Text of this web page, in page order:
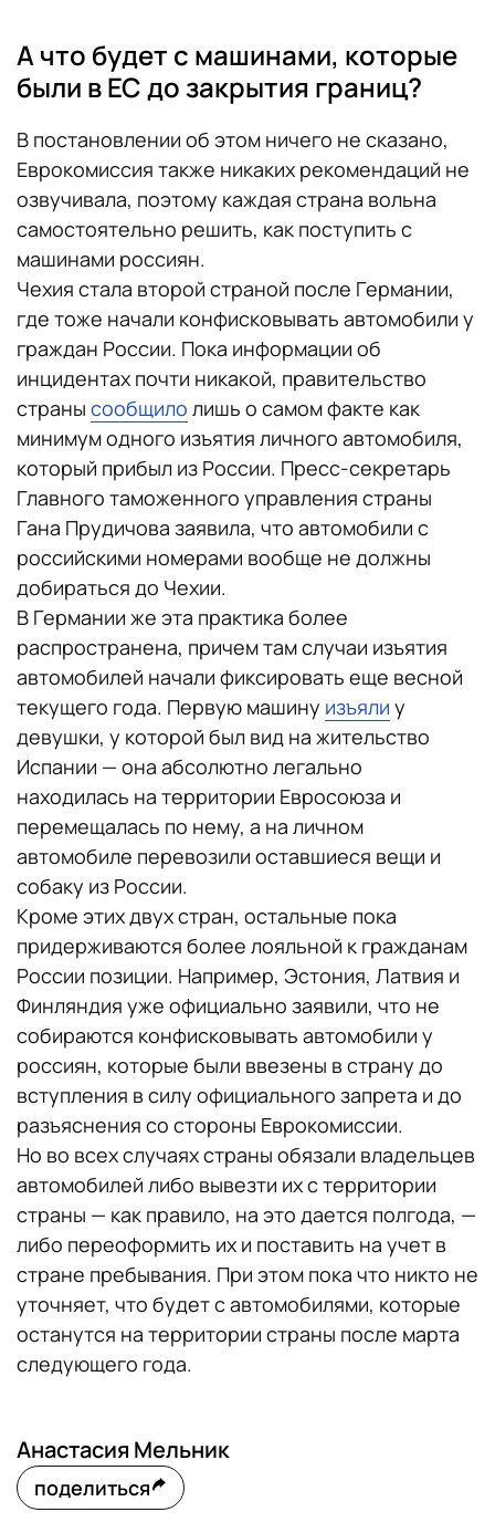
А что будет с машинами, которые
были в ЕС до закрытия границ?
В постановлении об этом ничего не сказано,
Еврокомиссия также никаких рекомендаций не
озвучивала, поэтому каждая страна вольна
самостоятельно решить, как поступить с
машинами россиян.
Чехия стала второй страной после Германии,
где тоже начали конфисковывать автомобили у
граждан России. Пока информации об
инцидентах почти никакой, правительство
страны сообщило лишь о самом факте как
минимум одного изъятия личного автомобиля,
который прибыл из России. Пресс-секретарь
Главного таможенного управления страны
Гана Прудичова заявила, что автомобили с
российскими номерами вообще не должны
добираться до Чехии.
В Германии же эта практика более
распространена, причем там случаи изъятия
автомобилей начали фиксировать еще весной
текущего года. Первую машину изъяли у
девушки, у которой был вид на жительство
Испании — она абсолютно легально
находилась на территории Евросоюза и
перемещалась по нему, а на личном
автомобиле перевозили оставшиеся вещи и
собаку из России.
Кроме этих двух стран, остальные пока
придерживаются более лояльной к гражданам
России позиции. Например, Эстония, Латвия и
Финляндия уже официально заявили, что не
собираются конфисковывать автомобили у
россиян, которые были ввезены в страну до
вступления в силу официального запрета и до
разъяснения со стороны Еврокомиссии.
Но во всех случаях страны обязали владельцев
автомобилей либо вывезти их с территории
страны — как правило, на это дается полгода, —
либо переоформить их и поставить на учет в
стране пребывания. При этом пока что никто не
уточняет, что будет с автомобилями, которые
останутся на территории страны после марта
следующего года.
Анастасия Мельник
поделиться